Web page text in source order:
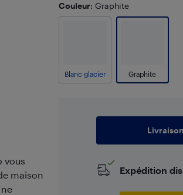
vous
maison
Couleur: Graphite
Blanc glacier Graphite
Livraison
Expédition